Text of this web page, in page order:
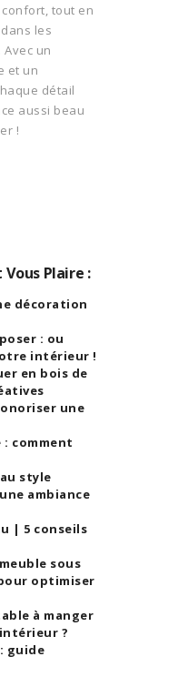
tout en
les
un
et un
détail
aussi beau
!
Plaire :
décoration
: ou
intérieur !
en bois de
une
: comment
style
ambiance
| 5 conseils
sous
optimiser
à manger
?
guide